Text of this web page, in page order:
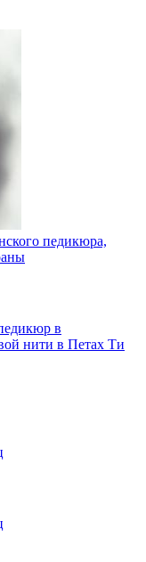
педикюра,
в
нити в Петах Ти